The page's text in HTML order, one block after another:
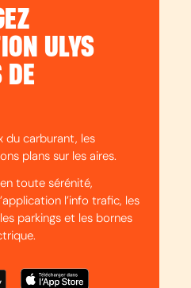
ULYS
DE
du carburant, les
plans sur les aires.
toute sérénité,
l’info trafic, les
parkings et les bornes